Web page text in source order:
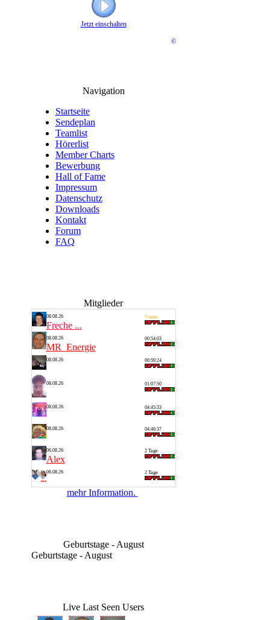
Jetzt einschalten
©
Navigation
Startseite
Sendeplan
Teamlist
Hörerlist
Member Charts
Bewerbung
Hall of Fame
Impressum
Datenschutz
Downloads
Kontakt
Forum
FAQ
Mitglieder
08.08.26
Freche ...
5 mins
08.08.26
MR_Energie
00:54:03
08.08.26
Alf 1
00:59:24
08.08.26
Steven
01:07:50
08.08.26
Thomas
04:45:33
08.08.26
Silvia
04:46:37
06.08.26
Alex
2 Tage
06.08.26
Saarlan...
2 Tage
mehr Information.
Geburtstage - August
Geburtstage - August
Live Last Seen Users